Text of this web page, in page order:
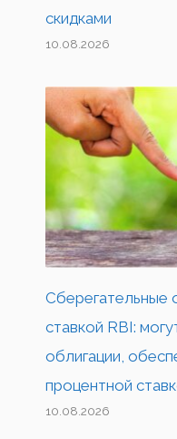
скидками
10.08.2026
Сберегательные
ставкой RBI:
облигации,
процентной
10.08.2026